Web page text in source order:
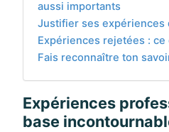
aussi importants
Justifier ses expériences
Expériences rejetées : ce
Fais reconnaître ton
Expériences
base